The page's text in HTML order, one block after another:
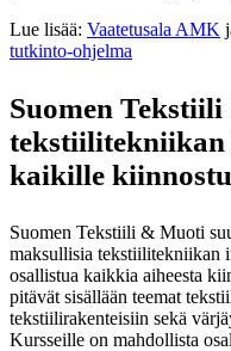
Lue lisää: Vaatetusala AMK
tutkinto-ohjelma
Suomen
tekstiilitekniikan
kaikille
Suomen Tekstiili & Muoti
maksullisia tekstiilitekniikan
osallistua kaikkia aiheesta
pitävät sisällään teemat
tekstiilirakenteisiin sekä
Kursseille on mahdollista